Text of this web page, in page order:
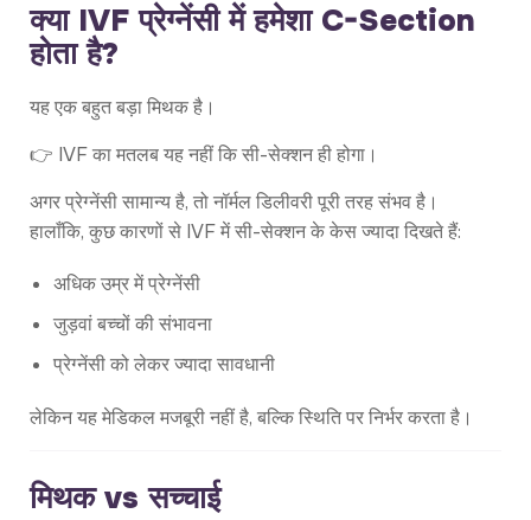
क्या IVF प्रेग्नेंसी में हमेशा C-Section
होता है?
यह एक बहुत बड़ा मिथक है।
👉 IVF का मतलब यह नहीं कि सी-सेक्शन ही होगा।
अगर प्रेग्नेंसी सामान्य है, तो नॉर्मल डिलीवरी पूरी तरह संभव है।
हालाँकि, कुछ कारणों से IVF में सी-सेक्शन के केस ज्यादा दिखते हैं:
अधिक उम्र में प्रेग्नेंसी
जुड़वां बच्चों की संभावना
प्रेग्नेंसी को लेकर ज्यादा सावधानी
लेकिन यह मेडिकल मजबूरी नहीं है, बल्कि स्थिति पर निर्भर करता है।
मिथक vs सच्चाई